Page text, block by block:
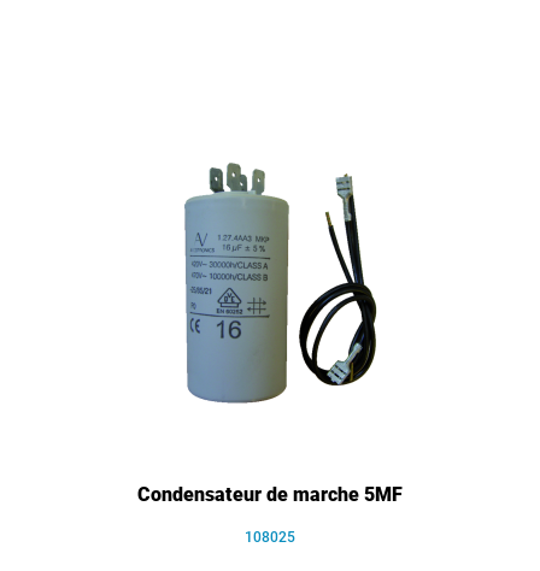
Condensateur de marche 5MF
108025